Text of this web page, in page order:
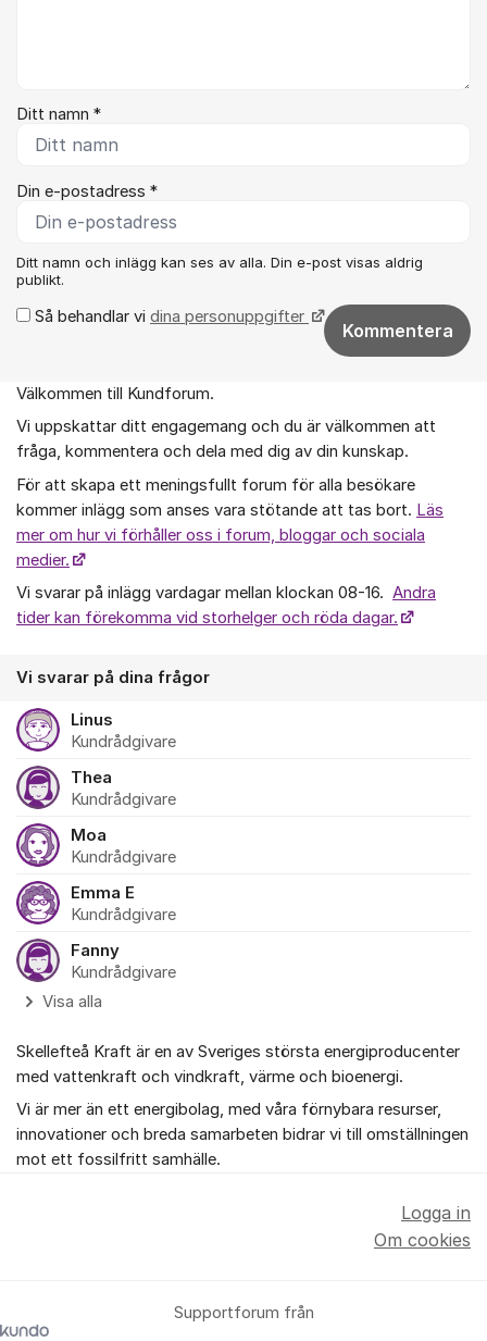
Ditt namn *
Din e-postadress *
Ditt namn och inlägg kan ses av alla. Din e-post visas aldrig
publikt.
Så behandlar vi dina personuppgifter
Kommentera
Om forumet
Välkommen till Kundforum.
Vi uppskattar ditt engagemang och du är välkommen att
fråga, kommentera och dela med dig av din kunskap.
För att skapa ett meningsfullt forum för alla besökare
kommer inlägg som anses vara stötande att tas bort. Läs
mer om hur vi förhåller oss i forum, bloggar och sociala
medier.
Vi svarar på inlägg vardagar mellan klockan 08-16. Andra
tider kan förekomma vid storhelger och röda dagar.
Vi svarar på dina frågor
Linus
Kundrådgivare
Thea
Kundrådgivare
Moa
Kundrådgivare
Emma E
Kundrådgivare
Fanny
Kundrådgivare
Visa alla
Skellefteå Kraft är en av Sveriges största energiproducenter
med vattenkraft och vindkraft, värme och bioenergi.
Vi är mer än ett energibolag, med våra förnybara resurser,
innovationer och breda samarbeten bidrar vi till omställningen
mot ett fossilfritt samhälle.
Supportforum från
Logga in
Om cookies